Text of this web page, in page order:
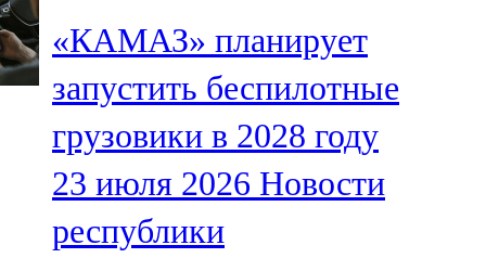
«КАМАЗ» планирует
запустить беспилотные
грузовики в 2028 году
23 июля 2026 Новости
республики